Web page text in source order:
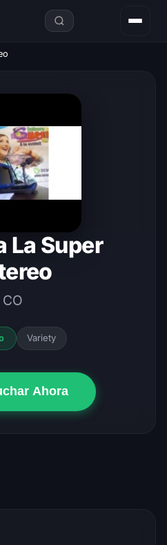
La Super
CO
Variety
Ahora